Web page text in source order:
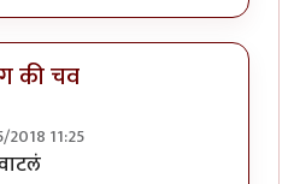
की चव
11:25
स्नेहांकिता ताई